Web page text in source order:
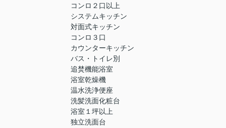
コンロ２口以上
システムキッチン
対面式キッチン
コンロ３口
カウンターキッチン
バス・トイレ別
追焚機能浴室
浴室乾燥機
温水洗浄便座
洗髪洗面化粧台
浴室１坪以上
独立洗面台